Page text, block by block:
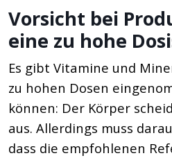
Vorsicht bei
eine zu hohe
Es gibt Vitamine und
zu hohen Dosen
können: Der Körper
aus. Allerdings muss
dass die empfohlenen